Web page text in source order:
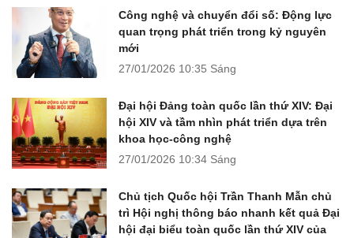
Công nghệ và chuyển đổi số: Động lực
quan trọng phát triển trong kỷ nguyên
mới
27/01/2026 10:35 Sáng
Đại hội Đảng toàn quốc lần thứ XIV: Đại
hội XIV và tầm nhìn phát triển dựa trên
khoa học-công nghệ
27/01/2026 10:34 Sáng
Chủ tịch Quốc hội Trần Thanh Mẫn chủ
trì Hội nghị thông báo nhanh kết quả Đại
hội đại biểu toàn quốc lần thứ XIV của